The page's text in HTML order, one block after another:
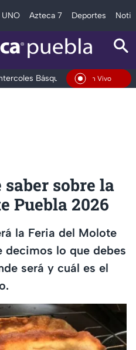
Azteca 7 Deportes
Básquetbol Deportes
En Vivo
saber sobre la
Puebla 2026
la Feria del Molote
decimos lo que debes
será y cuál es el